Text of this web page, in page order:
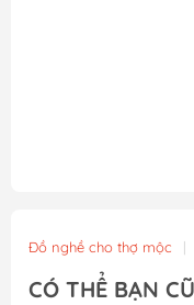
Đồ nghề cho thợ mộc |
CÓ THỂ BẠN